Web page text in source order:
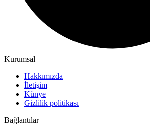
Kurumsal
Hakkımızda
İletişim
Künye
Gizlilik politikası
Bağlantılar